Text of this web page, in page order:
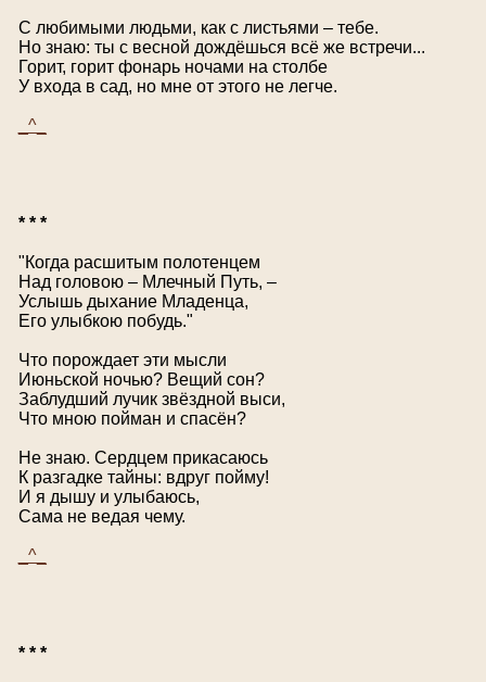
С любимыми людьми, как с листьями – тебе.
Но знаю: ты с весной дождёшься всё же встречи...
Горит, горит фонарь ночами на столбе
У входа в сад, но мне от этого не легче.
_^_
* * *
"Когда расшитым полотенцем
Над головою – Млечный Путь, –
Услышь дыхание Младенца,
Его улыбкою побудь."
Что порождает эти мысли
Июньской ночью? Вещий сон?
Заблудший лучик звёздной выси,
Что мною пойман и спасён?
Не знаю. Сердцем прикасаюсь
К разгадке тайны: вдруг пойму!
И я дышу и улыбаюсь,
Сама не ведая чему.
_^_
* * *